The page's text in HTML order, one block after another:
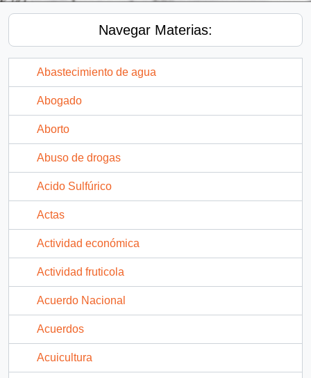
Navegar Materias:
Abastecimiento de agua
Abogado
Aborto
Abuso de drogas
Acido Sulfúrico
Actas
Actividad económica
Actividad fruticola
Acuerdo Nacional
Acuerdos
Acuicultura